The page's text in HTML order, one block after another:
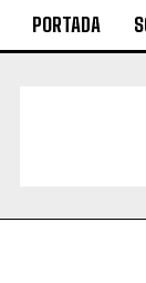
PORTADA